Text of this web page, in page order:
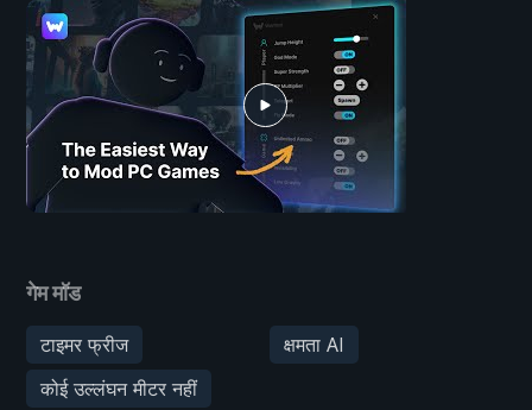
गेम मॉड
टाइमर फ्रीज
क्षमता AI
कोई उल्लंघन मीटर नहीं